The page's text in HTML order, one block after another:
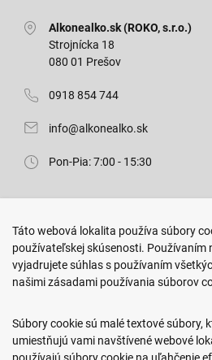
Alkonealko.sk (ROKO, s.r.o.)
Strojnícka 18
080 01 Prešov
0918 854 744
info@alkonealko.sk
Pon-Pia: 7:00 - 15:30
Arm. gen. Svobodu 23/A
080 01 Prešov
0917 466 578
sekcovpredajna@doroka.sk
Pon-Ned: 9:00 - 20:00
Táto webová lokalita používa súbory
používateľskej skúsenosti. Používaním
vyjadrujete súhlas s používaním
našimi zásadami používania súborov
Súbory cookie sú malé textové súbory,
umiestňujú vami navštívené webové
používajú súbory cookie na uľahčenie